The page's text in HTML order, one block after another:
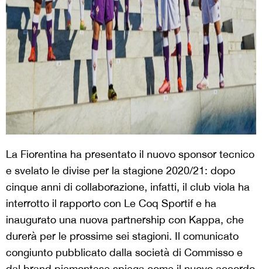
La Fiorentina ha presentato il nuovo sponsor tecnico
e svelato le divise per la stagione 2020/21: dopo
cinque anni di collaborazione, infatti, il club viola ha
interrotto il rapporto con Le Coq Sportif e ha
inaugurato una nuova partnership con Kappa, che
durerà per le prossime sei stagioni. Il comunicato
congiunto pubblicato dalla società di Commisso e